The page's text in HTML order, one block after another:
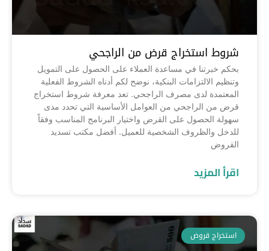
شروط استخراج قرض من الراجحي
بحكم خبرتنا في مساعدة العملاء على الحصول على التمويل
وتنظيم الالتزامات البنكية، نوضح لكم أدناه الشروط الفعلية
المعتمدة لدى مصرف الراجحي. تعد معرفة شروط استخراج
قرض من الراجحي من العوامل الأساسية التي تحدد مدى
سهولة الحصول على القرض واختيار البرنامج المناسب وفقاً
للدخل والظروف الشخصية للعميل. أفضل مكتب تسديد
القروض
اقرأ المزيد
استخراج قروض